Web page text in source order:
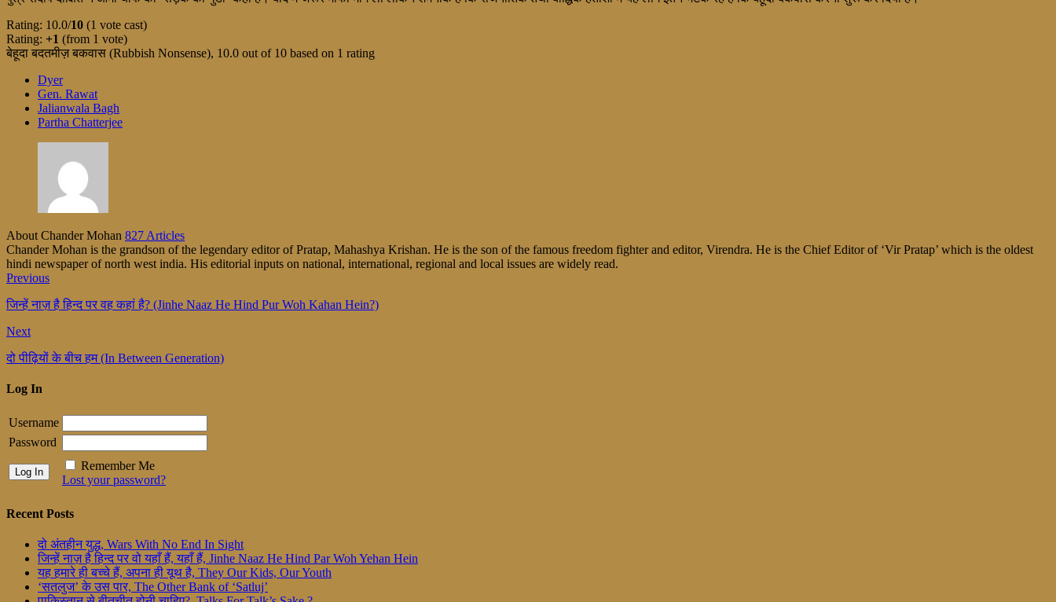
Rating: 10.0/10 (1 vote cast)
Rating: +1 (from 1 vote)
बेहूदा बदतमीज़ बकवास (Rubbish Nonsense), 10.0 out of 10 based on 1 rating
Dyer
Gen. Rawat
Jalianwala Bagh
Partha Chatterjee
About Chander Mohan 827 Articles
Chander Mohan is the grandson of the legendary editor of Pratap, Mahashya Krishan. He is the son of the famous freedom fighter and editor, Virendra. He is the Chief Editor of ‘Vir Pratap’ which is the oldest
hindi newspaper of north west india. His editorial inputs on national, international, regional and local issues are widely read.
Previous
जिन्हें नाज़ है हिन्द पर वह कहां है? (Jinhe Naaz He Hind Pur Woh Kahan Hein?)
Next
दो पीढ़ियों के बीच हम (In Between Generation)
Log In
Username
Password
Remember Me
Lost your password?
Recent Posts
दो अंतहीन युद्ध, Wars With No End In Sight
जिन्हें नाज़ है हिन्द पर वो यहाँ हैं, यहाँ हैं, Jinhe Naaz He Hind Par Woh Yehan Hein
यह हमारे ही बच्चे हैं, अपना ही यूथ है, They Our Kids, Our Youth
‘सतलुज’ के उस पार, The Other Bank of ‘Satluj’